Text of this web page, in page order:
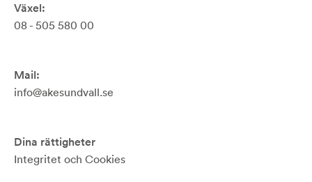
Växel:
08 - 505 580 00
Mail:
info@akesundvall.se
Dina rättigheter
Integritet och Cookies